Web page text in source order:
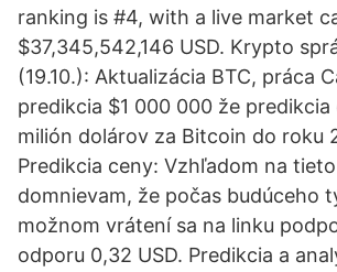
ranking is #4, with a live market
$37,345,542,146 USD. Krypto
(19.10.): Aktualizácia BTC, práca
predikcia $1 000 000 že predikcia
milión dolárov za Bitcoin do roku
Predikcia ceny: Vzhľadom na
domnievam, že počas budúceho
možnom vrátení sa na linku
odporu 0,32 USD. Predikcia a